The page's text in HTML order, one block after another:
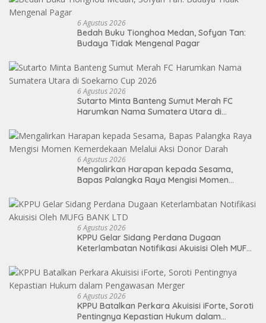
6 Agustus 2026
Bedah Buku Tionghoa Medan, Sofyan Tan:
Budaya Tidak Mengenal Pagar
6 Agustus 2026
Sutarto Minta Banteng Sumut Merah FC
Harumkan Nama Sumatera Utara di
6 Agustus 2026
Mengalirkan Harapan kepada Sesama,
Bapas Palangka Raya Mengisi Momen
6 Agustus 2026
KPPU Gelar Sidang Perdana Dugaan
Keterlambatan Notifikasi Akuisisi Oleh MUFG
6 Agustus 2026
KPPU Batalkan Perkara Akuisisi iForte, Soroti
Pentingnya Kepastian Hukum dalam